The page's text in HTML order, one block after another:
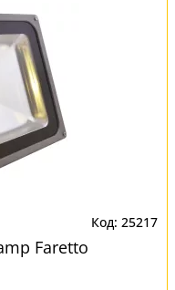
25217
Faretto